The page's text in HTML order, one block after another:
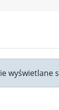
wyświetlane